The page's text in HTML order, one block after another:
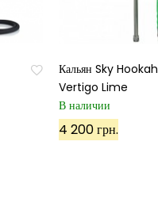
Кальян Sky Hookah
Vertigo Lime
В наличии
4 200 грн.